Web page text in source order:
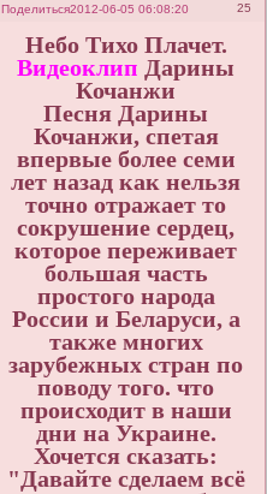
Поделиться 25
2012-06-05 06:08:20
Небо Тихо Плачет.
Видеоклип Дарины
Кочанжи
Песня Дарины
Кочанжи, спетая
впервые более семи
лет назад как нельзя
точно отражает то
сокрушение сердец,
которое переживает
большая часть
простого народа
России и Беларуси, а
также многих
зарубежных стран по
поводу того. что
происходит в наши
дни на Украине.
Хочется сказать:
"Давайте сделаем всё